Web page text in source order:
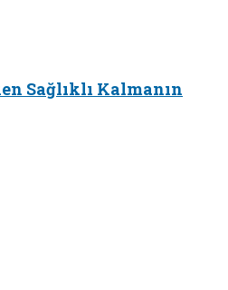
Sağlıklı Kalmanın